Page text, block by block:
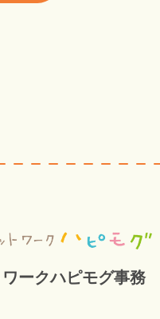
ークハピモグ事務